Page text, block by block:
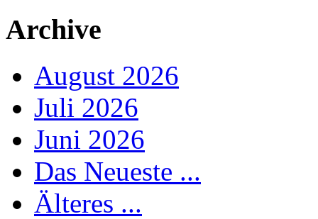
Archive
August 2026
Juli 2026
Juni 2026
Das Neueste ...
Älteres ...